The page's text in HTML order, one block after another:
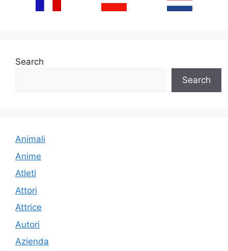
Search
Search
Animali
Anime
Atleti
Attori
Attrice
Autori
Azienda